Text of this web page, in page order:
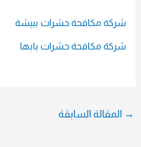
شركة مكافحة حشرات ببيشة
شركة مكافحة حشرات بابها
→ المقالة السابقة